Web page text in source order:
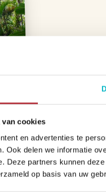
van cookies
en advertenties te
Ook delen we informatie
Deze partners kunnen
op basis van uw
langs
het oude
Dunn’s
rijdt.